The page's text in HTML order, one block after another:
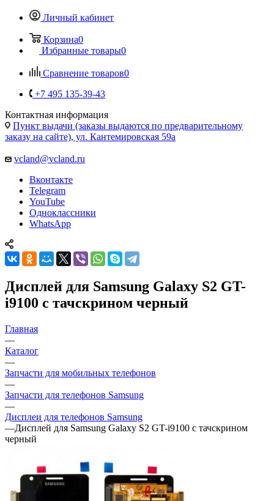
Личный кабинет
Корзина0
Избранные товары0
Сравнение товаров0
+7 495 135-39-43
Контактная информация
Пункт выдачи (заказы выдаются по предварительному
заказу на сайте), ул. Кантемировская 59а
vcland@vcland.ru
Вконтакте
Telegram
YouTube
Одноклассники
WhatsApp
Дисплей для Samsung Galaxy S2 GT-
i9100 с тачскрином черный
Главная
—
Каталог
—
Запчасти для мобильных телефонов
—
Запчасти для телефонов Samsung
—
Дисплеи для телефонов Samsung
—Дисплей для Samsung Galaxy S2 GT-i9100 с тачскрином
черный